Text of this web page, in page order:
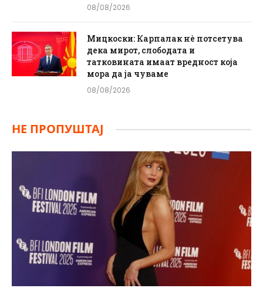
08/08/2026
Мицкоски: Карпалак нè потсетува
дека мирот, слободата и
татковината имаат вредност која
мора да ја чуваме
08/08/2026
НЕ ПРОПУШТАЈ